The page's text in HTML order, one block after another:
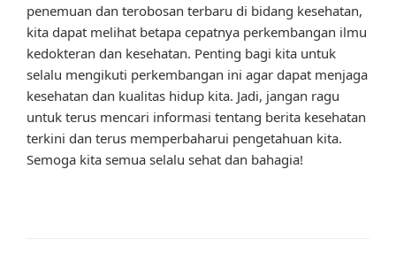
penemuan dan terobosan terbaru di bidang kesehatan,
kita dapat melihat betapa cepatnya perkembangan ilmu
kedokteran dan kesehatan. Penting bagi kita untuk
selalu mengikuti perkembangan ini agar dapat menjaga
kesehatan dan kualitas hidup kita. Jadi, jangan ragu
untuk terus mencari informasi tentang berita kesehatan
terkini dan terus memperbaharui pengetahuan kita.
Semoga kita semua selalu sehat dan bahagia!